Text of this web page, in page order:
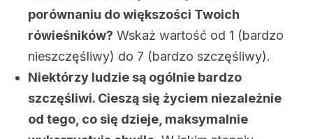
porównaniu do większości Twoich
rówieśników? Wskaż wartość od 1 (bardzo
nieszczęśliwy) do 7 (bardzo szczęśliwy).
Niektórzy ludzie są ogólnie bardzo
szczęśliwi. Cieszą się życiem niezależnie
od tego, co się dzieje, maksymalnie